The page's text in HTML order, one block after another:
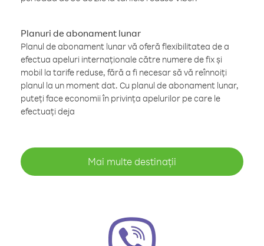
Planuri de abonament lunar
Planul de abonament lunar vă oferă flexibilitatea de a
efectua apeluri internaționale către numere de fix și
mobil la tarife reduse, fără a fi necesar să vă reînnoiți
planul la un moment dat. Cu planul de abonament lunar,
puteți face economii în privința apelurilor pe care le
efectuați deja
Mai multe destinații